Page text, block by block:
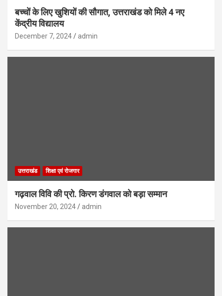
बच्चों के लिए खुशियों की सौगात, उत्तराखंड को मिले 4 नए
केंद्रीय विद्यालय
December 7, 2024 admin
उत्तराखंड शिक्षा एवं रोजगार
गढ़वाल विवि की प्रो. किरण डंगवाल को बड़ा सम्मान
November 20, 2024 admin